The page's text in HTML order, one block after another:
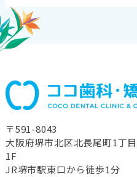
〒591-8043
⼤阪府堺市北区北⻑尾町1丁
1F
JR堺市駅東⼝から徒歩1分